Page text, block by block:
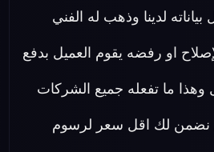
بياناته لدينا وذهب له الفني
او رفضه يقوم العميل بدفع
وهذا ما تفعله جميع الشركات
نضمن لك اقل سعر لرسوم